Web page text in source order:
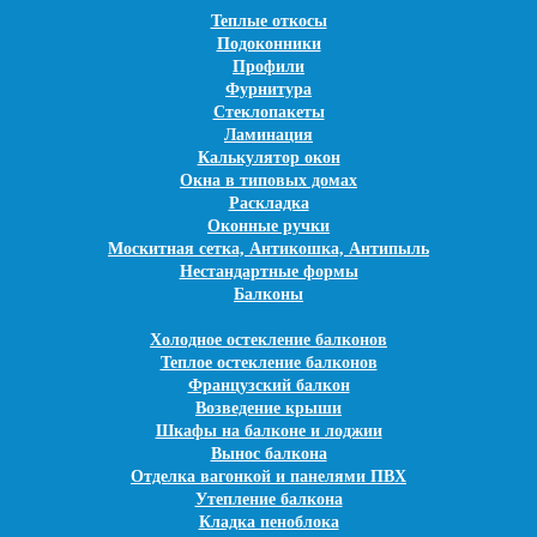
Бесплатно вызвать специалиста
Теплые откосы
Подоконники
Профили
Фурнитура
Стеклопакеты
Ламинация
Калькулятор окон
Окна в типовых домах
Раскладка
Оконные ручки
Москитная сетка, Антикошка, Антипыль
Нестандартные формы
Балконы
Холодное остекление балконов
Теплое остекление балконов
Французский балкон
Возведение крыши
Шкафы на балконе и лоджии
Вынос балкона
Отделка вагонкой и панелями ПВХ
Утепление балкона
Кладка пеноблока